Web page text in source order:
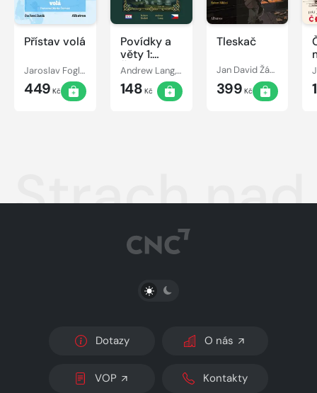
Přístav volá
Jaroslav Foglar
449 Kč
Povídky a
věty 1:
České
vydání
Andrew Lang, Róbert Hodoši
148 Kč
Tleskač
Jan David Žák, Jaroslav Foglar
399 Kč
Strach
PŘEPNOUT SVĚTLÝ/TMAVÝ REŽIM
Dotazy O nás
VOP Kontakty